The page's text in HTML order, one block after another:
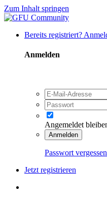
Zum Inhalt springen
Bereits registriert?
Anmelden
Angemeldet
Anmelden
Passwort
Jetzt registrieren